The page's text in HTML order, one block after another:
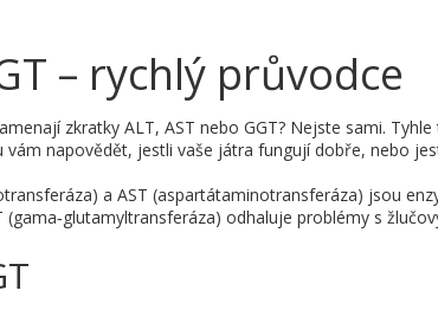
– rychlý průvodce
zkratky ALT, AST nebo GGT? Nejste sami.
napovědět, jestli vaše játra fungují dobře, nebo
a AST (aspartátaminotransferáza) jsou
odhaluje problémy s